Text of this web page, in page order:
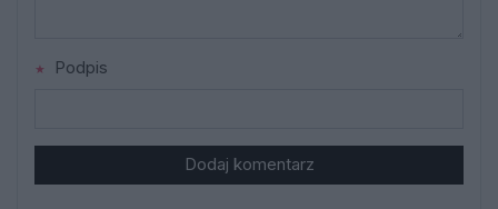
Podpis
Dodaj komentarz